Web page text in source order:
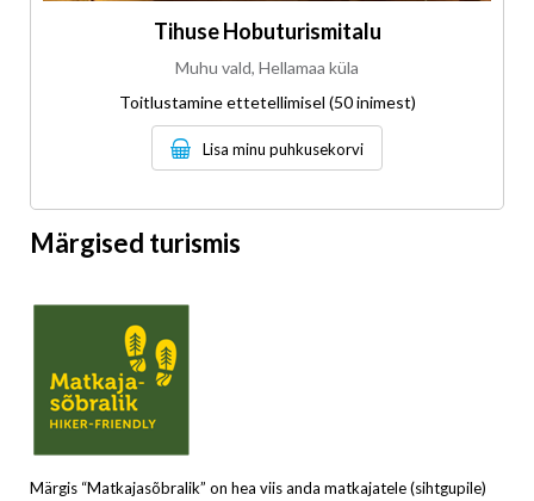
Tihuse Hobuturismitalu
Muhu vald, Hellamaa küla
Toitlustamine ettetellimisel (50 inimest)
Lisa minu puhkusekorvi
Märgised turismis
Märgis “Matkajasõbralik” on hea viis anda matkajatele (sihtgupile)